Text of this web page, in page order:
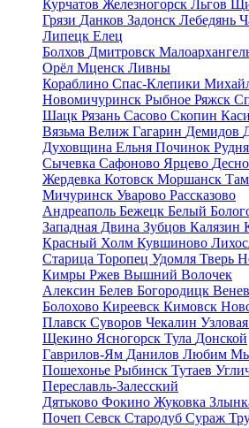
Курчатов Железногорск Льгов
Грязи Данков Задонск Лебедянь
Липецк Елец
Болхов Дмитровск
Орёл Мценск Ливны
Кораблино Спас-Клепики
Новомичуринск Рыбное Ряжск
Шацк Рязань Сасово Скопин
Вязьма Велиж Гагарин Демидов
Духовщина Ельня Починок Рудня
Сычевка Сафоново Ярцево
Жердевка Котовск Моршанск
Мичуринск Уварово Рассказово
Андреаполь Бежецк Белый
Западная Двина Зубцов Калязин
Красный Холм Кувшиново
Старица Торопец Удомля Тверь
Кимры Ржев Вышний Волочек
Алексин Белев Богородицк Венев
Болохово Киреевск Кимовск
Плавск Суворов Чекалин Узловая
Щекино Ясногорск Тула Донской
Гаврилов-Ям Данилов Любим
Пошехонье Рыбинск Тутаев
Переславль-Залесский
Дятьково Фокино Жуковка
Почеп Севск Стародуб Сураж